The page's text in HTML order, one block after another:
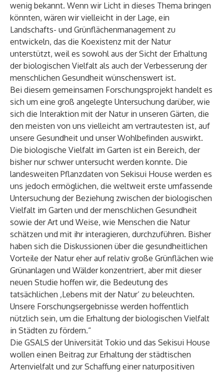
wenig bekannt. Wenn wir Licht in dieses Thema bringen
könnten, wären wir vielleicht in der Lage, ein
Landschafts- und Grünflächenmanagement zu
entwickeln, das die Koexistenz mit der Natur
unterstützt, weil es sowohl aus der Sicht der Erhaltung
der biologischen Vielfalt als auch der Verbesserung der
menschlichen Gesundheit wünschenswert ist.
Bei diesem gemeinsamen Forschungsprojekt handelt es
sich um eine groß angelegte Untersuchung darüber, wie
sich die Interaktion mit der Natur in unseren Gärten, die
den meisten von uns vielleicht am vertrautesten ist, auf
unsere Gesundheit und unser Wohlbefinden auswirkt.
Die biologische Vielfalt im Garten ist ein Bereich, der
bisher nur schwer untersucht werden konnte. Die
landesweiten Pflanzdaten von Sekisui House werden es
uns jedoch ermöglichen, die weltweit erste umfassende
Untersuchung der Beziehung zwischen der biologischen
Vielfalt im Garten und der menschlichen Gesundheit
sowie der Art und Weise, wie Menschen die Natur
schätzen und mit ihr interagieren, durchzuführen. Bisher
haben sich die Diskussionen über die gesundheitlichen
Vorteile der Natur eher auf relativ große Grünflächen wie
Grünanlagen und Wälder konzentriert, aber mit dieser
neuen Studie hoffen wir, die Bedeutung des
tatsächlichen ‚Lebens mit der Natur‘ zu beleuchten.
Unsere Forschungsergebnisse werden hoffentlich
nützlich sein, um die Erhaltung der biologischen Vielfalt
in Städten zu fördern.“
Die GSALS der Universität Tokio und das Sekisui House
wollen einen Beitrag zur Erhaltung der städtischen
Artenvielfalt und zur Schaffung einer naturpositiven